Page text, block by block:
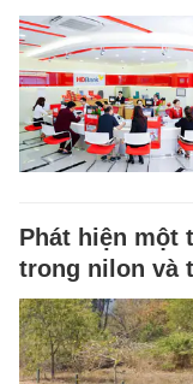
Phát hiện một
trong nilon và